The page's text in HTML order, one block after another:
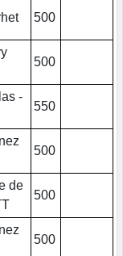
500
500
-
550
500
de
500
500